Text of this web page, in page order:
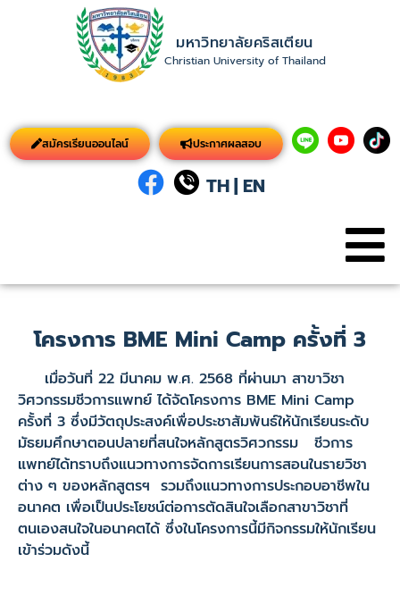
มหาวิทยาลัยคริสเตียน
Christian University of Thailand
สมัครเรียนออนไลน์ ประกาศผลสอบ
TH| EN
โครงการ BME Mini Camp ครั้งที่ 3
เมื่อวันที่ 22 มีนาคม พ.ศ. 2568 ที่ผ่านมา สาขาวิชา
วิศวกรรมชีวการแพทย์ ได้จัดโครงการ BME Mini Camp
ครั้งที่ 3 ซึ่งมีวัตถุประสงค์เพื่อประชาสัมพันธ์ให้นักเรียนระดับ
มัธยมศึกษาตอนปลายที่สนใจหลักสูตรวิศวกรรม ชีวการ
แพทย์ได้ทราบถึงแนวทางการจัดการเรียนการสอนในรายวิชา
ต่าง ๆ ของหลักสูตรฯ รวมถึงแนวทางการประกอบอาชีพใน
อนาคต เพื่อเป็นประโยชน์ต่อการตัดสินใจเลือกสาขาวิชาที่
ตนเองสนใจในอนาคตได้ ซึ่งในโครงการนี้มีกิจกรรมให้นักเรียน
เข้าร่วมดังนี้